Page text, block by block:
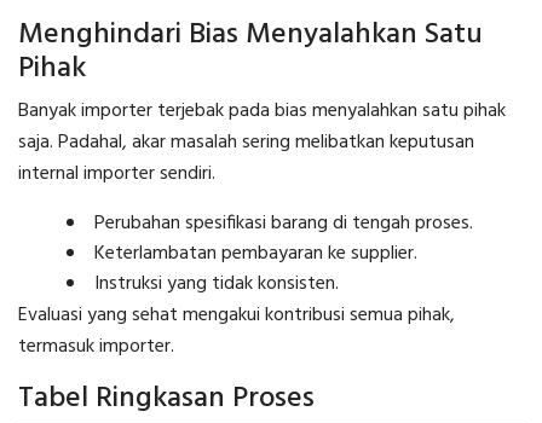
Menghindari Bias Menyalahkan Satu
Pihak
Banyak importer terjebak pada bias menyalahkan satu pihak
saja. Padahal, akar masalah sering melibatkan keputusan
internal importer sendiri.
Perubahan spesifikasi barang di tengah proses.
Keterlambatan pembayaran ke supplier.
Instruksi yang tidak konsisten.
Evaluasi yang sehat mengakui kontribusi semua pihak,
termasuk importer.
Tabel Ringkasan Proses